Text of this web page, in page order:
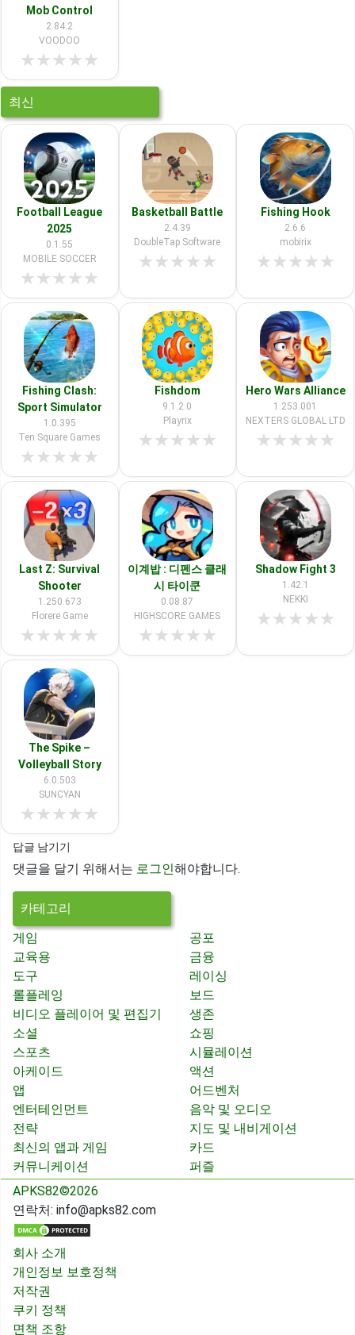
Mob Control
2.84.2
VOODOO
★★★★★
최신
Football League
2025
0.1.55
MOBILE SOCCER
★★★★★
Basketball Battle
2.4.39
DoubleTap Software
★★★★★
Fishing Hook
2.6.6
mobirix
★★★★★
Fishing Clash:
Sport Simulator
1.0.395
Ten Square Games
★★★★★
Fishdom
9.1.2.0
Playrix
★★★★★
Hero Wars Alliance
1.253.001
NEXTERS GLOBAL LTD
★★★★★
Last Z: Survival
Shooter
1.250.673
Florere Game
★★★★★
이계밥 : 디펜스 클래
시 타이쿤
0.08.87
HIGHSCORE GAMES
★★★★★
Shadow Fight 3
1.42.1
NEKKI
★★★★★
The Spike –
Volleyball Story
6.0.503
SUNCYAN
★★★★★
답글 남기기
댓글을 달기 위해서는 로그인해야합니다.
카테고리
게임
공포
교육용
금융
도구
레이싱
롤플레잉
보드
비디오 플레이어 및 편집기
생존
소셜
쇼핑
스포츠
시뮬레이션
아케이드
액션
앱
어드벤처
엔터테인먼트
음악 및 오디오
전략
지도 및 내비게이션
최신의 앱과 게임
카드
커뮤니케이션
퍼즐
APKS82©2026
연락처: info@apks82.com
회사 소개
개인정보 보호정책
저작권
쿠키 정책
면책 조항